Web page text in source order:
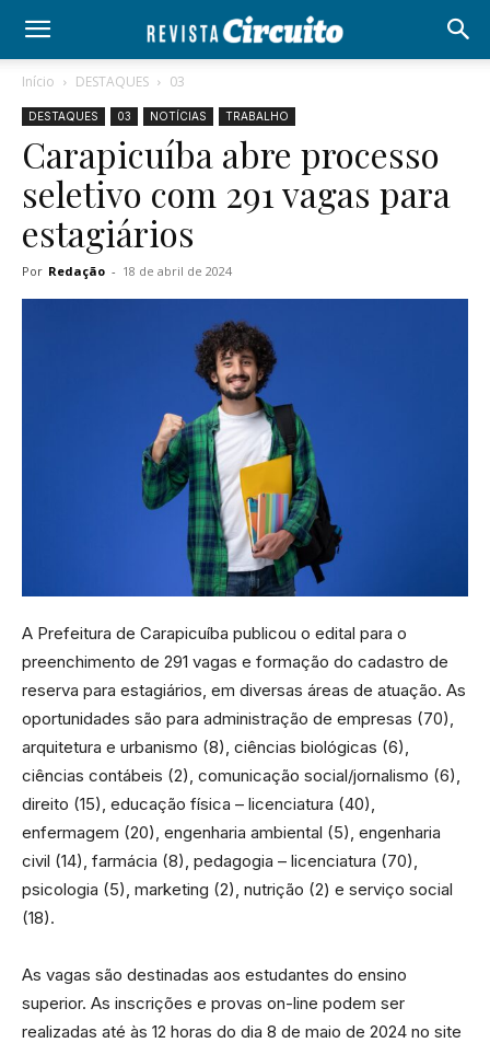
Início DESTAQUES 03
DESTAQUES 03 NOTÍCIAS TRABALHO
Carapicuíba abre processo
seletivo com 291 vagas para
estagiários
Por Redação - 18 de abril de 2024
A Prefeitura de Carapicuíba publicou o edital para o
preenchimento de 291 vagas e formação do cadastro de
reserva para estagiários, em diversas áreas de atuação. As
oportunidades são para administração de empresas (70),
arquitetura e urbanismo (8), ciências biológicas (6),
ciências contábeis (2), comunicação social/jornalismo (6),
direito (15), educação física – licenciatura (40),
enfermagem (20), engenharia ambiental (5), engenharia
civil (14), farmácia (8), pedagogia – licenciatura (70),
psicologia (5), marketing (2), nutrição (2) e serviço social
(18).
As vagas são destinadas aos estudantes do ensino
superior. As inscrições e provas on-line podem ser
realizadas até às 12 horas do dia 8 de maio de 2024 no site